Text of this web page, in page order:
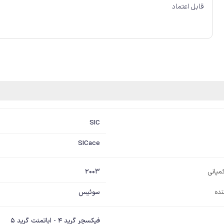
قابل اعتماد
SIC
SICace
2003
سوئیس
فیکسچر گرید 4 - اباتمنت گرید 5